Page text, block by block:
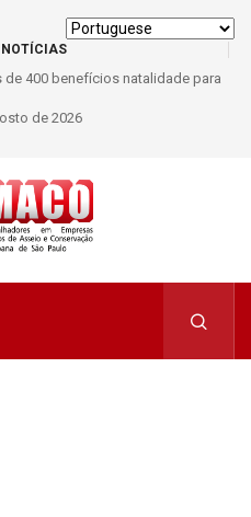
de 400 benefícios natalidade para
Asseio em 2026
de 2026